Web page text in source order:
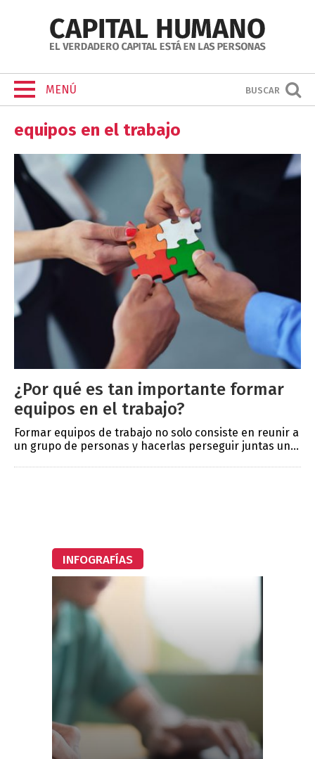
MENÚ BUSCAR
equipos en el trabajo
¿Por qué es tan importante formar
equipos en el trabajo?
Formar equipos de trabajo no solo consiste en reunir a
un grupo de personas y hacerlas perseguir juntas un...
INFOGRAFÍAS